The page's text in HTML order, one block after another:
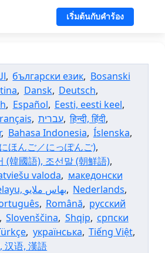
เริ่มต้นกับคำร้อง
, български език, Bosanski
, Dansk, Deutsch,
, Español, Eesti, eesti keel,
, עברית, हिन्दी, हिंदी,
, Bahasa Indonesia, Íslenska,
ほんご／にっぽんご),
(韓國語), 조선말 (朝鮮語),
valoda, македонски
, Nederlands,
, Română, русский
, Slovenščina, Shqip, српски
, українська, Tiếng Việt,
汉语, 漢語